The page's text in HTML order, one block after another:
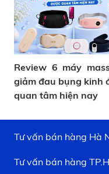
Review 6 máy
giảm đau bụng kinh
quan tâm hiện nay
Tư vấn bán hàng Hà
Tư vấn bán hàng